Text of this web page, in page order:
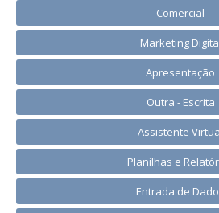
Comercial
Marketing
Apresentação
Outra - Escrita
Assistente
Planilhas e
Entrada de